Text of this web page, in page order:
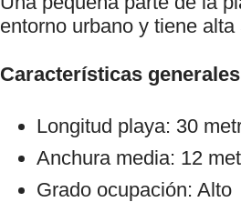
entorno urbano y tiene
Características
Longitud playa: 30
Anchura media: 12
Grado ocupación: Alto